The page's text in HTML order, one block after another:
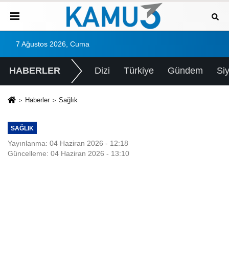
7 Ağustos 2026, Cuma
HABERLER Dizi Türkiye Gündem
Haberler Sağlık
SAĞLIK
Yayınlanma: 04 Haziran 2026 - 12:18
Güncelleme: 04 Haziran 2026 - 13:10